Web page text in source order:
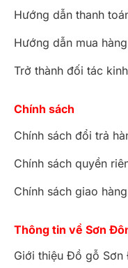
Bộ sofa bọc
Bộ sofa bọc
Hướng dẫn thanh
Hướng dẫn mua
Trở thành đối tác
Chính sách
Chính sách đổi trả
Chính sách quyền
Chính sách giao hàng
Thông tin về Sơn
Giới thiệu Đồ gỗ Sơn